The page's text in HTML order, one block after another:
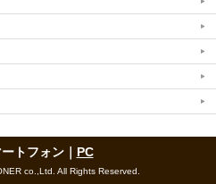
トフォン｜ PC
co.,Ltd. All Rights Reserved.